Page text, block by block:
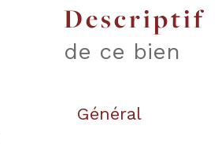
descriptif
de ce bien
Général